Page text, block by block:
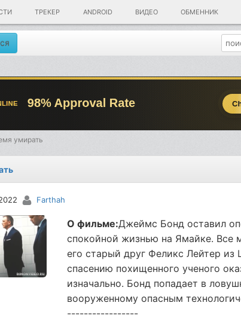
ТРЕКЕР ANDROID ВИДЕО ОБМЕННИК
умирать
Farthah
О фильме:Джеймс Бонд оставил
спокойной жизнью на Ямайке. Все
его старый друг Феликс Лейтер
спасению похищенного ученого
изначально. Бонд попадает в
вооруженному опасным
-----------------